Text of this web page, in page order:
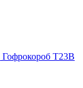
Гофрокороб Т23В